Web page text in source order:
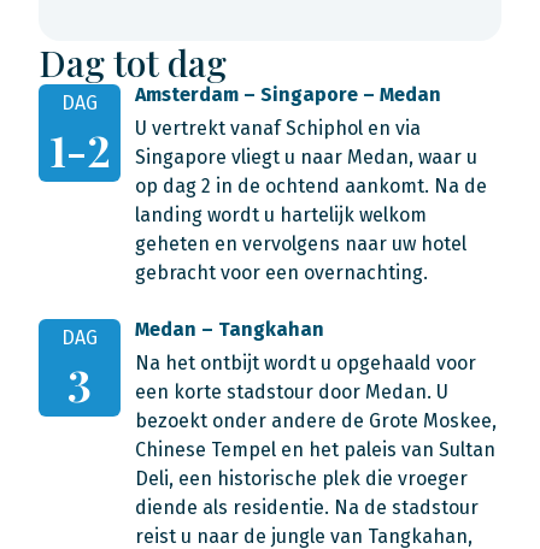
Dag tot dag
DAG
1-2
Amsterdam – Singapore – Medan
U vertrekt vanaf Schiphol en via
Singapore vliegt u naar Medan, waar u
op dag 2 in de ochtend aankomt. Na de
landing wordt u hartelijk welkom
geheten en vervolgens naar uw hotel
gebracht voor een overnachting.
DAG
3
Medan – Tangkahan
Na het ontbijt wordt u opgehaald voor
een korte stadstour door Medan. U
bezoekt onder andere de Grote Moskee,
Chinese Tempel en het paleis van Sultan
Deli, een historische plek die vroeger
diende als residentie. Na de stadstour
reist u naar de jungle van Tangkahan,